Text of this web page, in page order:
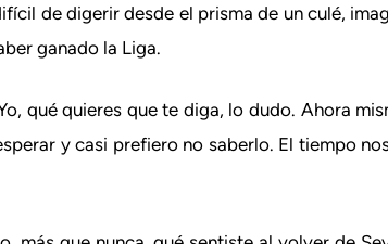
de digerir desde el prisma de un culé,
ganado la Liga.
qué quieres que te diga, lo dudo. Ahora
y casi prefiero no saberlo. El tiempo